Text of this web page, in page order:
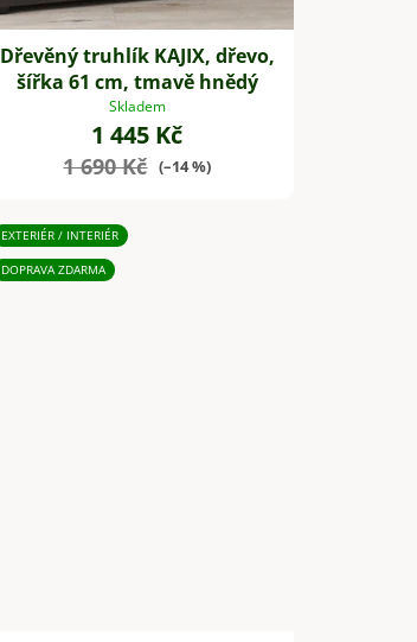
Dřevěný truhlík KAJIX, dřevo,
šířka 61 cm, tmavě hnědý
Skladem
1 445 Kč
1 690 Kč (–14 %)
EXTERIÉR / INTERIÉR
DOPRAVA ZDARMA